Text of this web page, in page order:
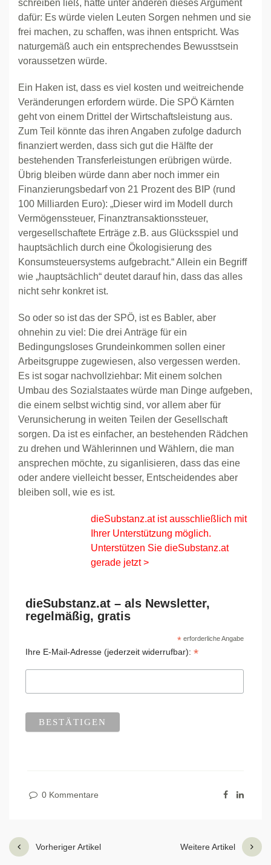
schreiben ließ, hatte unter anderen dieses Argument
dafür: Es würde vielen Leuten Sorgen nehmen und sie
frei machen, zu schaffen, was ihnen entspricht. Was
naturgemäß auch ein entsprechendes Bewusstsein
voraussetzen würde.
Ein Haken ist, dass es viel kosten und weitreichende
Veränderungen erfordern würde. Die SPÖ Kärnten
geht von einem Drittel der Wirtschaftsleistung aus.
Zum Teil könnte das ihren Angaben zufolge dadurch
finanziert werden, dass sich gut die Hälfte der
bestehenden Transferleistungen erübrigen würde.
Übrig bleiben würde dann aber noch immer ein
Finanzierungsbedarf von 21 Prozent des BIP (rund
100 Milliarden Euro): „Dieser wird im Modell durch
Vermögenssteuer, Finanztransaktionssteuer,
vergesellschaftete Erträge z.B. aus Glücksspiel und
hauptsächlich durch eine Ökologisierung des
Konsumsteuersystems aufgebracht.“ Allein ein Begriff
wie „hauptsächlich“ deutet darauf hin, dass das alles
nicht sehr konkret ist.
So oder so ist das der SPÖ, ist es Babler, aber
ohnehin zu viel: Die drei Anträge für ein
Bedingungsloses Grundeinkommen sollen einer
Arbeitsgruppe zugewiesen, also vergessen werden.
Es ist sogar nachvollziehbar: Mit einem solchen
Umbau des Sozialstaates würde man Dinge aufgeben,
die einem selbst wichtig sind, vor allem aber für
Verunsicherung in weiten Teilen der Gesellschaft
sorgen. Da ist es einfacher, an bestehenden Rädchen
zu drehen und Wählerinnen und Wählern, die man
ansprechen möchte, zu siganlisieren, dass das eine
oder andere vielleicht besser, Entscheidendes aber
bleiben soll, wie es ist.
dieSubstanz.at ist ausschließlich mit
Ihrer Unterstützung möglich.
Unterstützen Sie dieSubstanz.at
gerade jetzt >
dieSubstanz.at – als Newsletter,
regelmäßig, gratis
*erforderliche Angabe
Ihre E-Mail-Adresse (jederzeit widerrufbar): *
0 Kommentare
Vorheriger Artikel Weitere Artikel